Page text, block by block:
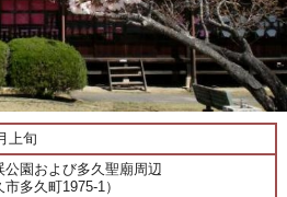
上旬
園および多久聖廟周辺
多久町1975-1）